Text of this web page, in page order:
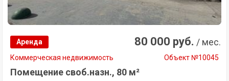
Аренда 80 000 руб. / мес.
Коммерческая недвижимость Объект №10045
Помещение своб.назн., 80 м²